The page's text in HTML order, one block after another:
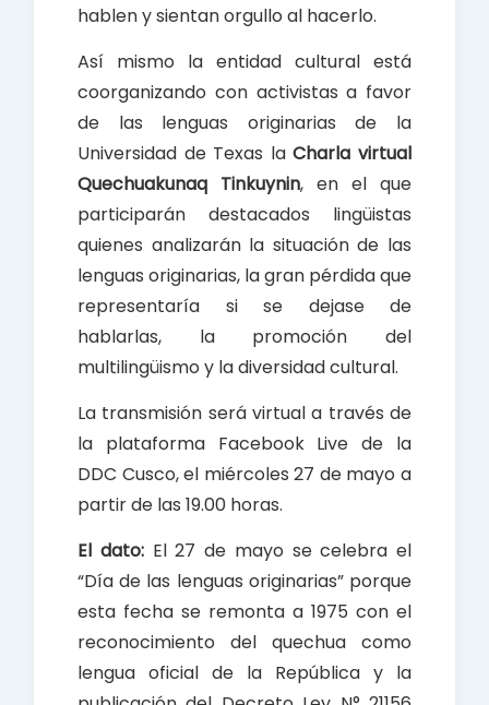
hablen y sientan orgullo al hacerlo.
Así mismo la entidad cultural está
coorganizando con activistas a favor
de las lenguas originarias de la
Universidad de Texas laCharla virtual
Quechuakunaq Tinkuynin, en el que
participarán destacados lingüistas
quienes analizarán la situación de las
lenguas originarias, la gran pérdida que
representaría si se dejase de
hablarlas, la promoción del
multilingüismo y la diversidad cultural.
La transmisión será virtual a través de
la plataforma Facebook Live de la
DDC Cusco, el miércoles 27 de mayo a
partir de las 19.00 horas.
El dato:El 27 de mayo se celebra el
“Día de las lenguas originarias” porque
esta fecha se remonta a 1975 con el
reconocimiento del quechua como
lengua oficial de la República y la